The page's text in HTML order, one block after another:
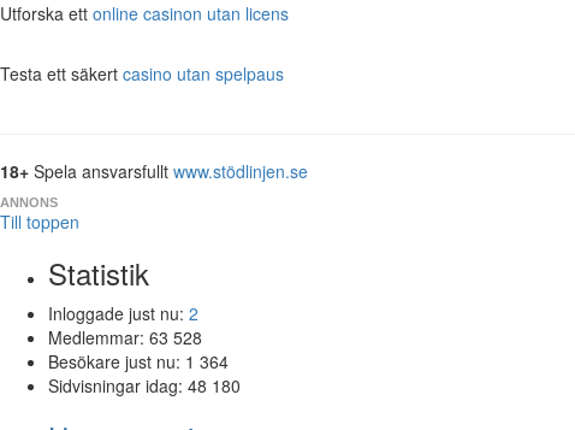
Utforska ett online casinon utan licens
Testa ett säkert casino utan spelpaus
18+ Spela ansvarsfullt www.stödlinjen.se
ANNONS
Till toppen
Statistik
Inloggade just nu: 2
Medlemmar: 63 528
Besökare just nu: 1 364
Sidvisningar idag: 48 180